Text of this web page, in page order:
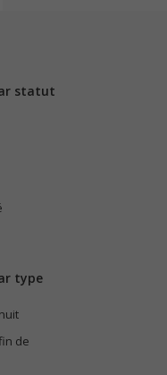
statut
type
de